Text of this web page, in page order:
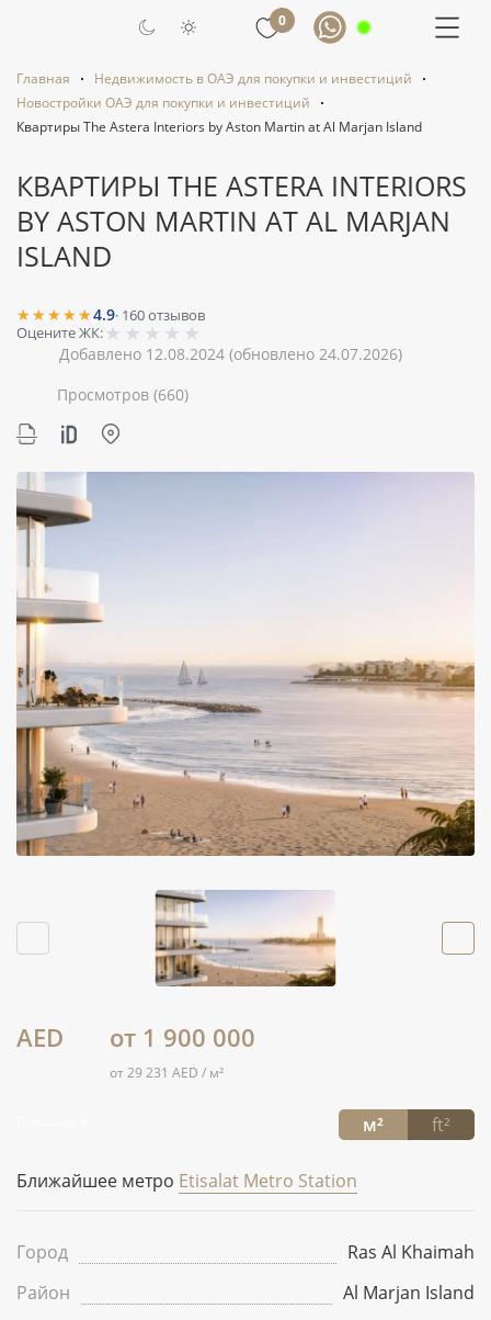
0
Главная
Недвижимость в ОАЭ для покупки и инвестиций
Новостройки ОАЭ для покупки и инвестиций
Квартиры The Astera Interiors by Aston Martin at Al Marjan Island
КВАРТИРЫ THE ASTERA INTERIORS
BY ASTON MARTIN AT AL MARJAN
ISLAND
★★★★★4.9· 160отзывов
Оцените ЖК:★ ★ ★ ★ ★
Добавлено 12.08.2024 (обновлено 24.07.2026)
Просмотров (660)
AED от 1 900 000
от 29 231 AED / м²
м² ft²
Ближайшее метро Etisalat Metro Station
Город
Ras Al Khaimah
Район
Al Marjan Island